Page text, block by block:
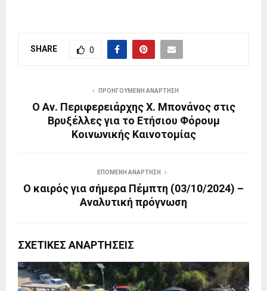
SHARE 0
ΠΡΟΗΓΟΎΜΕΝΗ ΑΝΆΡΤΗΣΗ
Ο Αν. Περιφερειάρχης Χ. Μπονάνος στις
Βρυξέλλες για το Ετήσιου Φόρουμ
Κοινωνικής Καινοτομίας
ΕΠΌΜΕΝΗ ΑΝΆΡΤΗΣΗ
Ο καιρός για σήμερα Πέμπτη (03/10/2024) –
Αναλυτική πρόγνωση
ΣΧΕΤΙΚΈΣ ΑΝΑΡΤΉΣΕΙΣ